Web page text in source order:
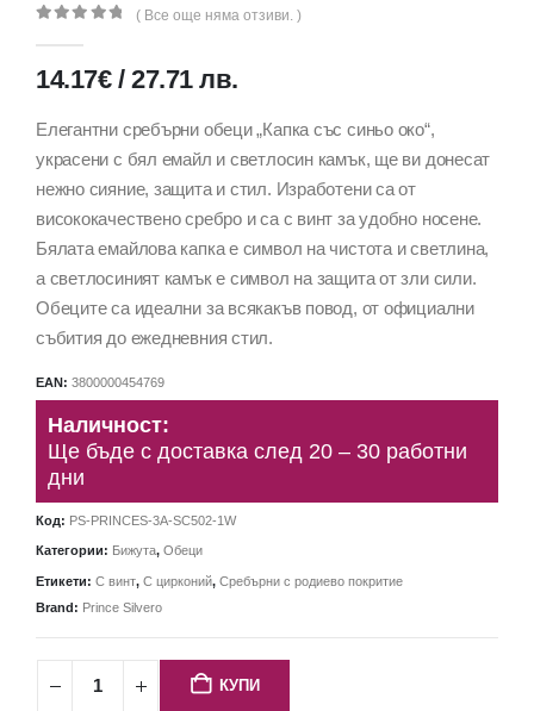
( Все още няма отзиви. )
14.17€ /27.71лв.
Елегантни сребърни обеци „Капка със синьо око“,
украсени с бял емайл и светлосин камък, ще ви донесат
нежно сияние, защита и стил. Изработени са от
висококачествено сребро и са с винт за удобно носене.
Бялата емайлова капка е символ на чистота и светлина,
а светлосиният камък е символ на защита от зли сили.
Обеците са идеални за всякакъв повод, от официални
събития до ежедневния стил.
EAN: 3800000454769
Наличност:
Ще бъде с доставка след 20 – 30 работни
дни
Код: PS-PRINCES-3A-SC502-1W
Категории: Бижута, Обеци
Етикети: С винт, С цирконий, Сребърни с родиево покритие
Brand: Prince Silvero
КУПИ